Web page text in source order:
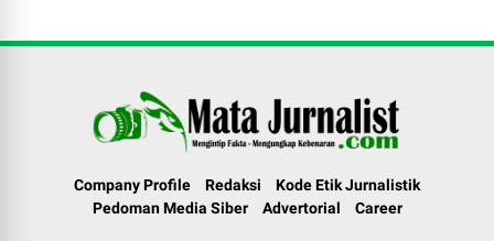
Company Profile Redaksi
Kode Etik Jurnalistik
Pedoman Media Siber
Advertorial Career